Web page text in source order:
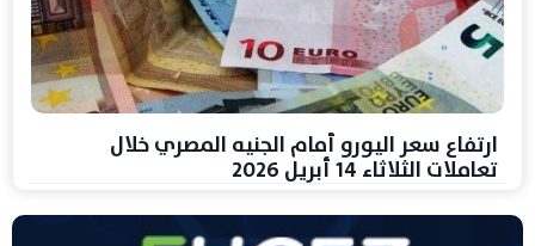
ارتفاع سعر اليورو أمام الجنيه المصري خلال
تعاملات الثلاثاء 14 أبريل 2026